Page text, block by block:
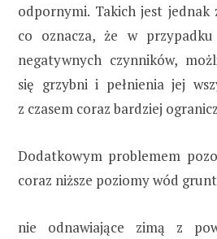
odpornymi. Takich jest jednak
co oznacza, że w przypadku
negatywnych czynników,
się grzybni i pełnienia jej
z czasem coraz bardziej
Dodatkowym problemem
coraz niższe poziomy wód
nie odnawiające zimą z